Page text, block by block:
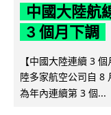
中國大陸航
3 個月下調
【中國大陸連續 3
陸多家航空公司自 8
為年內連續第 3 個...